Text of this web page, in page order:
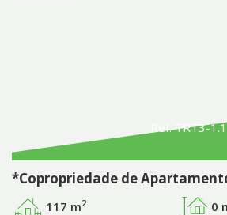
Ref. TRT3-
117 m2 0